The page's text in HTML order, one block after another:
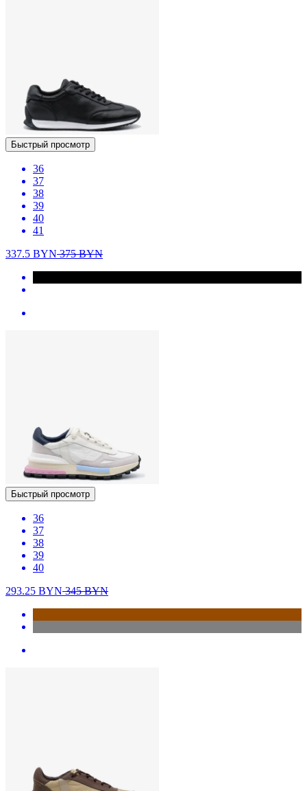
Быстрый просмотр
36
37
38
39
40
41
337.5 BYN375BYN
Быстрый просмотр
36
37
38
39
40
293.25 BYN345BYN